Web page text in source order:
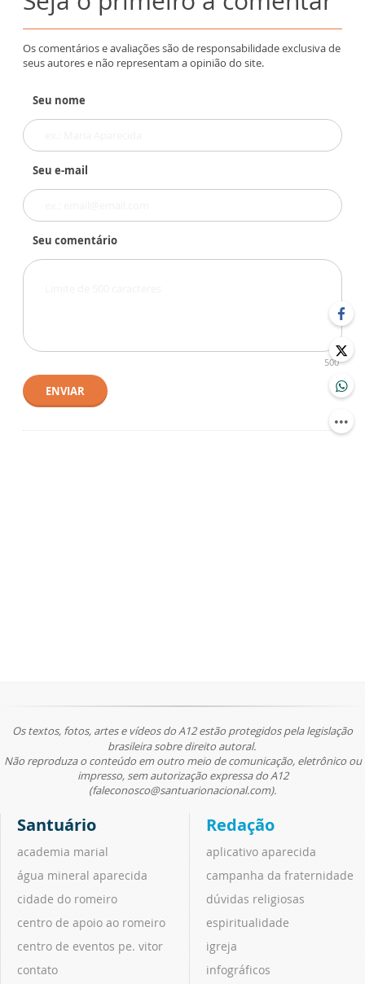
Os comentários e avaliações são de responsabilidade exclusiva de
seus autores e não representam a opinião do site.
Seu nome
Seu e-mail
Seu comentário
500
ENVIAR
Os textos, fotos, artes e vídeos do A12 estão protegidos pela legislação
brasileira sobre direito autoral.
Não reproduza o conteúdo em outro meio de comunicação, eletrônico ou
impresso, sem autorização expressa do A12
(faleconosco@santuarionacional.com).
Santuário
academia marial
água mineral aparecida
cidade do romeiro
centro de apoio ao romeiro
centro de eventos pe. vitor
contato
Redação
aplicativo aparecida
campanha da fraternidade
dúvidas religiosas
espiritualidade
igreja
infográficos